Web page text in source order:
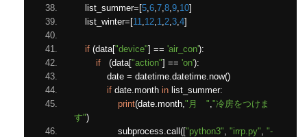
    list_summer
=[5 6 7 8 9 10]
    list_winter
=[11 12 1 2 3 4]
if (data["device"] == 'air_con'):
if
(data["action"] == 'on'):
            date
= datetime datetime now()
if date month in list_summer:
print(date month "月　" "冷房をつけま
す")
                subprocess
call(["python3" "irrp.py" "-